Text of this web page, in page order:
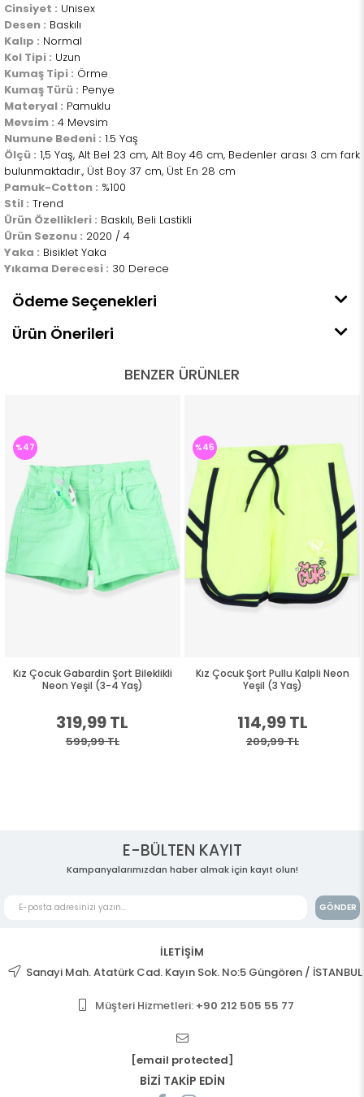
Cinsiyet : Unisex
Desen : Baskılı
Kalıp : Normal
Kol Tipi : Uzun
Kumaş Tipi : Örme
Kumaş Türü : Penye
Materyal : Pamuklu
Mevsim : 4 Mevsim
Numune Bedeni : 1.5 Yaş
Ölçü : 1,5 Yaş, Alt Bel 23 cm, Alt Boy 46 cm, Bedenler arası 3 cm fark
bulunmaktadır., Üst Boy 37 cm, Üst En 28 cm
Pamuk-Cotton : %100
Stil : Trend
Ürün Özellikleri : Baskılı, Beli Lastikli
Ürün Sezonu : 2020 / 4
Yaka : Bisiklet Yaka
Yıkama Derecesi : 30 Derece
Ödeme Seçenekleri
Ürün Önerileri
BENZER ÜRÜNLER
Kız Çocuk Gabardin Şort Bileklikli
Neon Yeşil (3-4 Yaş)
319,99 TL
599,99 TL
%47
Kız Çocuk Şort Pullu Kalpli Neon
Yeşil (3 Yaş)
114,99 TL
209,99 TL
%45
E-BÜLTEN KAYIT
Kampanyalarımızdan haber almak için kayıt olun!
GÖNDER
İLETİŞİM
Sanayi Mah. Atatürk Cad. Kayın Sok. No:5 Güngören / İSTANBUL
Müşteri Hizmetleri: +90 212 505 55 77
[email protected]
BİZİ TAKİP EDİN